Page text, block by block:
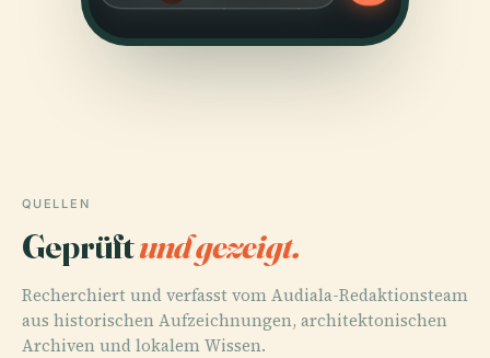
QUELLEN
Geprüftund gezeigt.
Recherchiert und verfasst vom Audiala-Redaktionsteam
aus historischen Aufzeichnungen, architektonischen
Archiven und lokalem Wissen.